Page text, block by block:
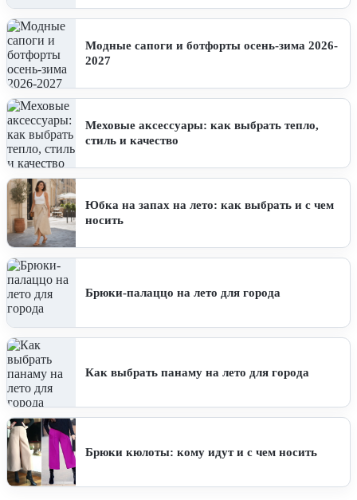
Модные сапоги и ботфорты осень-зима 2026-
2027
Меховые аксессуары: как выбрать тепло,
стиль и качество
Юбка на запах на лето: как выбрать и с чем
носить
Брюки-палаццо на лето для города
Как выбрать панаму на лето для города
Брюки кюлоты: кому идут и с чем носить